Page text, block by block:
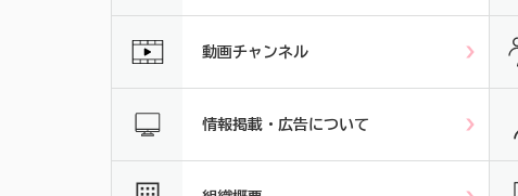
動画チャンネル
情報掲載・広告について